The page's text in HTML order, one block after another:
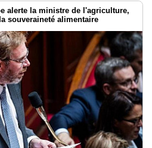
alerte la ministre de l'agriculture,
souveraineté alimentaire